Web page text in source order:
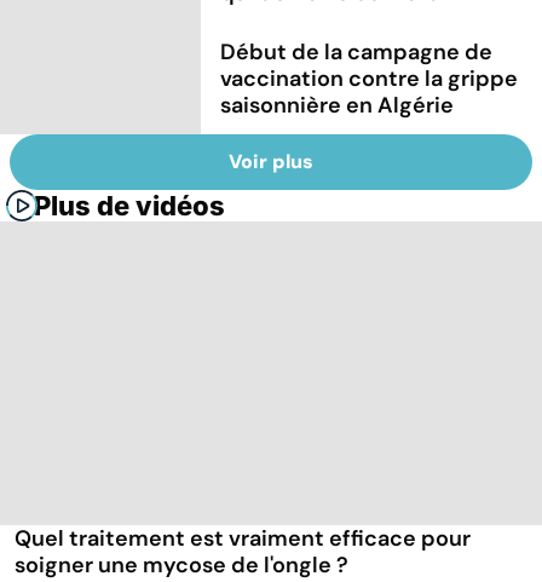
Début de la campagne de
vaccination contre la grippe
saisonnière en Algérie
Voir plus
Plus de vidéos
Quel traitement est vraiment efficace pour
soigner une mycose de l'ongle ?